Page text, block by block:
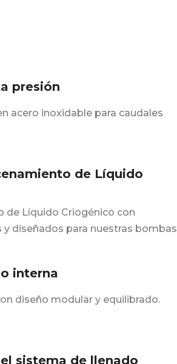
presión
acero inoxidable para caudales
de Líquido
de Líquido Criogénico con
diseñados para nuestras bombas
interna
diseño modular y equilibrado.
sistema de llenado